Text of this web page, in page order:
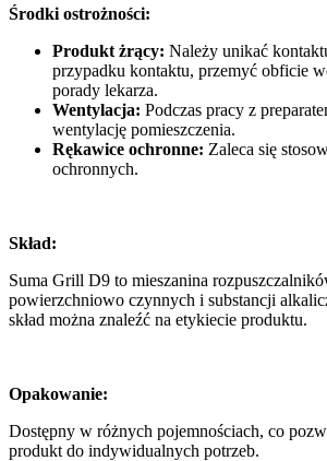
Środki ostrożności:
Produkt żrący: Należy unikać
przypadku kontaktu, przemyć obficie
porady lekarza.
Wentylacja: Podczas pracy z
wentylację pomieszczenia.
Rękawice ochronne: Zaleca się
ochronnych.
Skład:
Suma Grill D9 to mieszanina
powierzchniowo czynnych i substancji
skład można znaleźć na etykiecie produktu.
Opakowanie:
Dostępny w różnych pojemnościach, co
produkt do indywidualnych potrzeb.